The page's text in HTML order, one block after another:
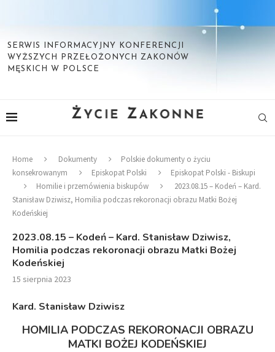
SERWIS INFORMACYJNY KONFERENCJI
WYŻSZYCH PRZEŁOŻONYCH ZAKONÓW
MĘSKICH W POLSCE
Home Dokumenty
Polskie dokumenty o życiu
konsekrowanym
Episkopat Polski
Episkopat Polski - Biskupi
Homilie i przemówienia biskupów
2023.08.15 – Kodeń – Kard.
Stanisław Dziwisz, Homilia podczas rekoronacji obrazu Matki Bożej
Kodeńskiej
2023.08.15 – Kodeń – Kard. Stanisław Dziwisz,
Homilia podczas rekoronacji obrazu Matki Bożej
Kodeńskiej
15 sierpnia 2023
Kard. Stanisław Dziwisz
HOMILIA PODCZAS REKORONACJI OBRAZU
MATKI BOŻEJ KODEŃSKIEJ